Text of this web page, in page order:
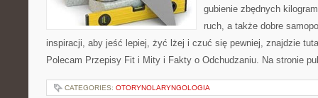
gubienie zbędnych
ruch, a także dobre
inspiracji, aby jeść lepiej, żyć lżej i czuć się pewniej, znajdzie
Polecam Przepisy Fit i Mity i Fakty o Odchudzaniu. Na stronie
CATEGORIES: OTORYNOLARYNGOLOGIA